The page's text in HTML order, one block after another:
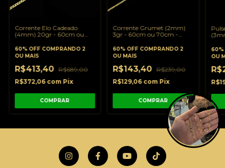
Corrente Elo Cadeado
(4mm) 20gr - 60cm ou
18K
60% OFF COMPRANDO 2
OU MAIS
R$413,40 R$689,00
R$372,06 com Pix
COMPRAR
Corrente Grumet (2mm)
3gr - 60cm ou 70cm -
60% OFF COMPRANDO 2
OU MAIS
R$143,40 R$239,00
R$129,06 com Pix
COMPRAR
60%
OU